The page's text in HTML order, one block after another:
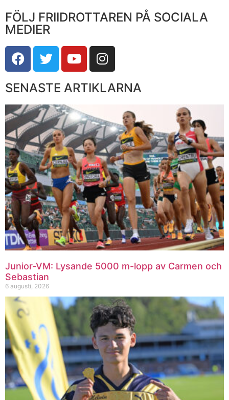
FÖLJ FRIIDROTTAREN PÅ SOCIALA
MEDIER
SENASTE ARTIKLARNA
Junior-VM: Lysande 5000 m-lopp av Carmen och
Sebastian
6 augusti, 2026